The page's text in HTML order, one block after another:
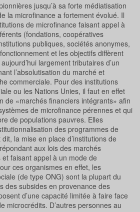
jusqu’à sa forte médiatisation
la microfinance a fortement évolué. Il
de microfinance faisant appel à
(fondations, coopératives
publiques, sociétés anonymes,
et les objectifs diffèrent
largement tributaires d’un
l’absolutisation du marché et
commerciale. Pour des institutions
ou les Nations Unies, il faut en effet
de «marchés financiers intégrants» afin
de microfinance pérennes et qui
de populations pauvres. Elles
des programmes de
la mise en place d’institutions de
aux lois des marchés
faisant appel à un mode de
ces organismes en effet, les
(de type ONG) sont la plupart du
des subsides en provenance des
d’une capacité limitée à faire face
microcrédits. D’autres personnes au